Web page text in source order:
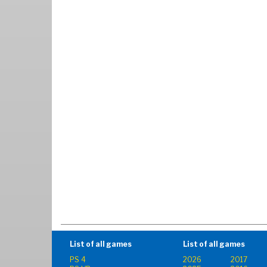
List of all games
PS 4
List of all games
2026
2017